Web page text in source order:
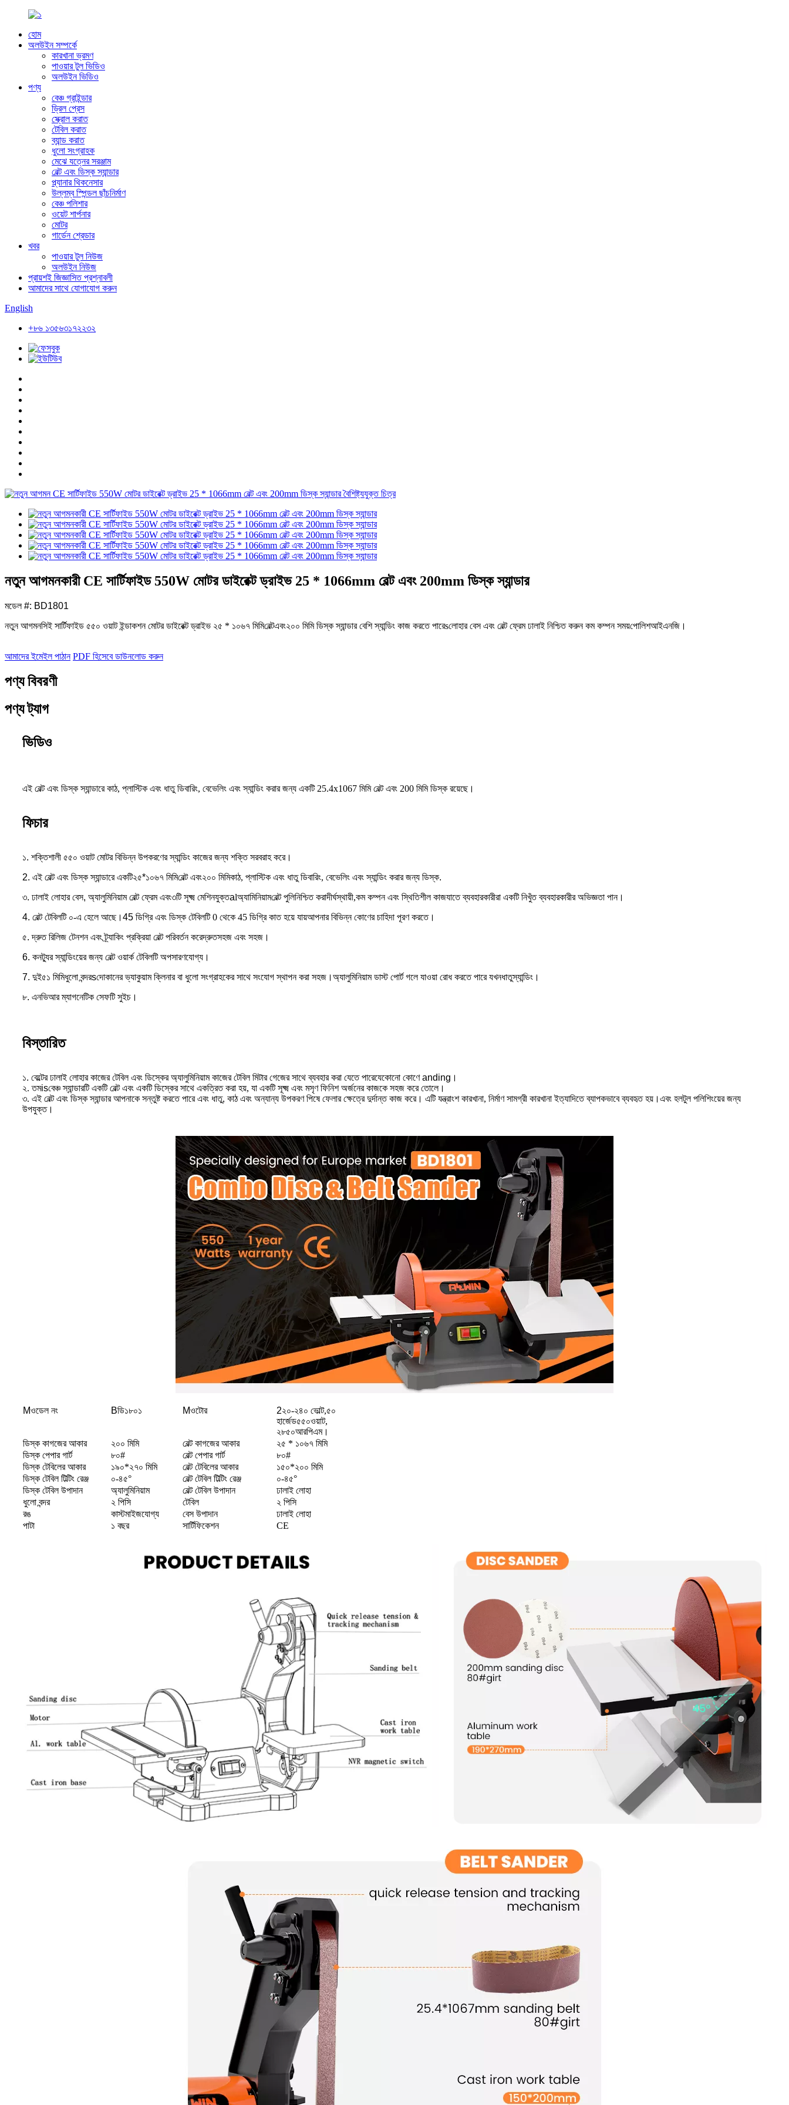
হোম
অলউইন সম্পর্কে
কারখানা ভ্রমণ
পাওয়ার টুল ভিডিও
অলউইন ভিডিও
পণ্য
বেঞ্চ গ্রাইন্ডার
ড্রিল প্রেস
স্ক্রোল করাত
টেবিল করাত
ব্যান্ড করাত
ধুলো সংগ্রাহক
মেঝে যত্নের সরঞ্জাম
বেল্ট এবং ডিস্ক স্যান্ডার
প্ল্যানার থিকনেসার
উল্লম্ব স্পিন্ডল ছাঁচনির্মাণ
বেঞ্চ পলিশার
ওয়েট শার্পনার
মোটর
গার্ডেন শ্রেডার
খবর
পাওয়ার টুল নিউজ
অলউইন নিউজ
প্রায়শই জিজ্ঞাসিত প্রশ্নাবলী
আমাদের সাথে যোগাযোগ করুন
English
+৮৬ ১৩৫৬৩১৭২২৩২
নতুন আগমনকারী CE সার্টিফাইড 550W মোটর ডাইরেক্ট ড্রাইভ 25 * 1066mm বেল্ট এবং 200mm ডিস্ক স্যান্ডার
মডেল #: BD1801
নতুন আগমনসিই সার্টিফাইড ৫৫০ ওয়াট ইন্ডাকশন মোটর ডাইরেক্ট ড্রাইভ ২৫ * ১০৬৭ মিমিবেল্টএবং২০০ মিমি ডিস্ক স্যান্ডার বেশি স্যান্ডিং কাজ করতে পারেsলোহার বেস এবং বেল্ট ফ্রেম ঢালাই নিশ্চিত করুন কম কম্পন সময়পোলিশআইএনজি।
আমাদের ইমেইল পাঠান PDF হিসেবে ডাউনলোড করুন
পণ্য বিবরণী
পণ্য ট্যাগ
ভিডিও
এই বেল্ট এবং ডিস্ক স্যান্ডারে কাঠ, প্লাস্টিক এবং ধাতু ডিবারিং, বেভেলিং এবং স্যান্ডিং করার জন্য একটি 25.4x1067 মিমি বেল্ট এবং 200 মিমি ডিস্ক রয়েছে।
ফিচার
১. শক্তিশালী ৫৫০ ওয়াট মোটর বিভিন্ন উপকরণের স্যান্ডিং কাজের জন্য শক্তি সরবরাহ করে।
2. এই বেল্ট এবং ডিস্ক স্যান্ডারে একটি২৫*১০৬৭ মিমিবেল্ট এবং২০০ মিমিকাঠ, প্লাস্টিক এবং ধাতু ডিবারিং, বেভেলিং এবং স্যান্ডিং করার জন্য ডিস্ক.
৩. ঢালাই লোহার বেস, অ্যালুমিনিয়াম বেল্ট ফ্রেম এবং৩টি সূক্ষ্ম মেশিনযুক্তalঅ্যামিনিয়ামবেল্ট পুলিনিশ্চিত করাদীর্ঘস্থায়ী,কম কম্পন এবং স্থিতিশীল কাজযাতে ব্যবহারকারীরা একটি নিখুঁত ব্যবহারকারীর অভিজ্ঞতা পান।
4. বেল্ট টেবিলটি ০-এ হেলে আছে। 45 ডিগ্রি এবং ডিস্ক টেবিলটি 0 থেকে 45 ডিগ্রি কাত হয়ে যায়আপনার বিভিন্ন কোণের চাহিদা পূরণ করতে।
৫. দ্রুত রিলিজ টেনশন এবং ট্র্যাকিং প্রক্রিয়া বেল্ট পরিবর্তন করেদ্রুতসহজ এবং সহজ।
6. কনট্যুর স্যান্ডিংয়ের জন্য বেল্ট ওয়ার্ক টেবিলটি অপসারণযোগ্য।
7. দুই৫১ মিমিধুলো বন্দরsদোকানের ভ্যাকুয়াম ক্লিনার বা ধুলো সংগ্রাহকের সাথে সংযোগ স্থাপন করা সহজ। অ্যালুমিনিয়াম ডাস্ট পোর্ট গলে যাওয়া রোধ করতে পারে যখনধাতুস্যান্ডিং।
৮. এনভিআর ম্যাগনেটিক সেফটি সুইচ।
বিস্তারিত
১. বেল্টের ঢালাই লোহার কাজের টেবিল এবং ডিস্কের অ্যালুমিনিয়াম কাজের টেবিল মিটার গেজের সাথে ব্যবহার করা যেতে পারেযেকোনো কোণে anding।
২. তমisবেঞ্চ স্যান্ডারটি একটি বেল্ট এবং একটি ডিস্কের সাথে একত্রিত করা হয়, যা একটি সূক্ষ্ম এবং মসৃণ ফিনিশ অর্জনের কাজকে সহজ করে তোলে।
৩. এই বেল্ট এবং ডিস্ক স্যান্ডার আপনাকে সন্তুষ্ট করতে পারে এবং ধাতু, কাঠ এবং অন্যান্য উপকরণ পিষে ফেলার ক্ষেত্রে দুর্দান্ত কাজ করে। এটি যন্ত্রাংশ কারখানা, নির্মাণ সামগ্রী কারখানা ইত্যাদিতে ব্যাপকভাবে ব্যবহৃত হয়। এবং হলটুল পলিশিংয়ের জন্য
উপযুক্ত।
Mওডেল নং Bডি১৮০১ Mওটোর 2২০-২৪০ ভোল্ট,৫০
হার্জেড৫৫০ওয়াট,
২৮৫০আরপিএম।
ডিস্ক কাগজের আকার
২০০ মিমি বেল্ট কাগজের আকার
২৫ * ১০৬৭ মিমি
ডিস্ক পেপার গার্ট
৮০# বেল্ট পেপার গার্ট
৮০#
ডিস্ক টেবিলের আকার
১৯০*২৭০ মিমি বেল্ট টেবিলের আকার
১৫০*২০০ মিমি
ডিস্ক টেবিল টিল্টিং রেঞ্জ
০-৪৫° বেল্ট টেবিল টিল্টিং রেঞ্জ
০-৪৫°
ডিস্ক টেবিল উপাদান
অ্যালুমিনিয়াম বেল্ট টেবিল উপাদান
ঢালাই লোহা
ধুলো বন্দর
২ পিসি টেবিল
২ পিসি
রঙ
কাস্টমাইজযোগ্য বেস উপাদান
ঢালাই লোহা
পাটা
১ বছর সার্টিফিকেশন CE